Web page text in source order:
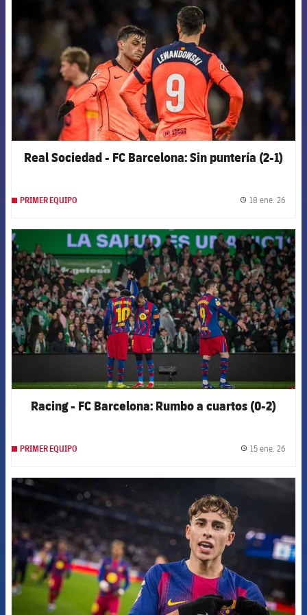
Real Sociedad - FC Barcelona: Sin puntería (2-1)
PRIMER EQUIPO 18 ene. 26
FCB Barcelona badge
Racing - FC Barcelona: Rumbo a cuartos (0-2)
PRIMER EQUIPO 15 ene. 26
FCB Barcelona badge